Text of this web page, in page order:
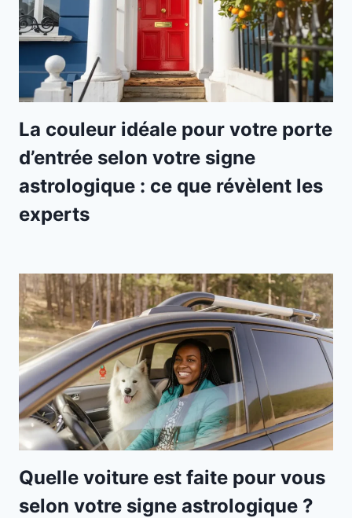
La couleur idéale pour votre porte
d’entrée selon votre signe
astrologique : ce que révèlent les
experts
Quelle voiture est faite pour vous
selon votre signe astrologique ?